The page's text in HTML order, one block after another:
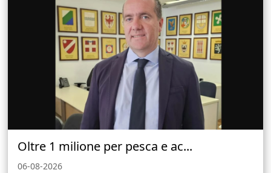
Oltre 1 milione per pesca e ac...
06-08-2026